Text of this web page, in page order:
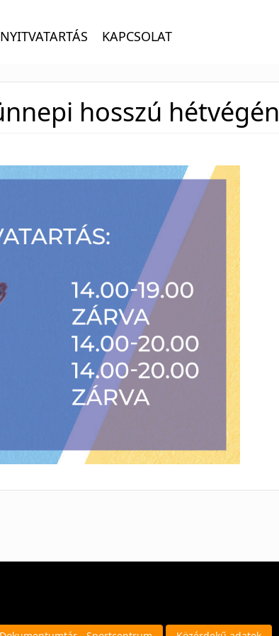
NYITVATARTÁS KAPCSOLAT
hosszú hétvégén